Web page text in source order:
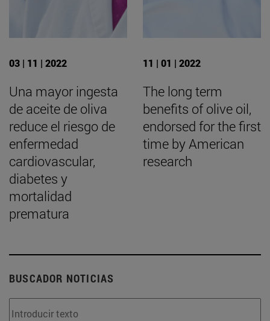
03 | 11 | 2022
Una mayor ingesta
de aceite de oliva
reduce el riesgo de
enfermedad
cardiovascular,
diabetes y
mortalidad
prematura
11 | 01 | 2022
The long term
benefits of olive oil,
endorsed for the first
time by American
research
BUSCADOR NOTICIAS